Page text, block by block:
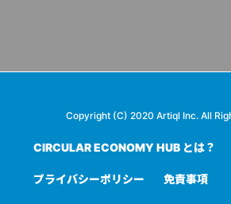
Copyright (C) 2020 Artiql Inc. All
CIRCULAR ECONOMY HUB とは？
プライバシーポリシー 免責事項